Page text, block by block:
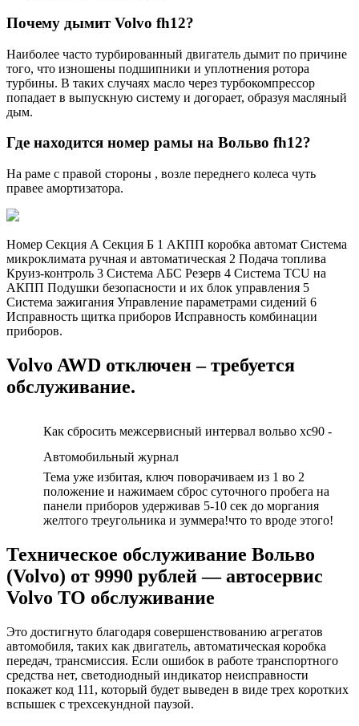
Почему дымит Volvo fh12?
Наиболее часто турбированный двигатель дымит по причине
того, что изношены подшипники и уплотнения ротора
турбины. В таких случаях масло через турбокомпрессор
попадает в выпускную систему и догорает, образуя масляный
дым.
Где находится номер рамы на Вольво fh12?
На раме с правой стороны , возле переднего колеса чуть
правее амортизатора.
Номер Секция А Секция Б 1 АКПП коробка автомат Система
микроклимата ручная и автоматическая 2 Подача топлива
Круиз-контроль 3 Система АБС Резерв 4 Система TCU на
АКПП Подушки безопасности и их блок управления 5
Система зажигания Управление параметрами сидений 6
Исправность щитка приборов Исправность комбинации
приборов.
Volvo AWD отключен – требуется
обслуживание.
Как сбросить межсервисный интервал вольво хс90 -
Автомобильный журнал
Тема уже избитая, ключ поворачиваем из 1 во 2
положение и нажимаем сброс суточного пробега на
панели приборов удерживав 5-10 сек до моргания
желтого треугольника и зуммера!что то вроде этого!
Техническое обслуживание Вольво
(Volvo) от 9990 рублей — автосервис
Volvo ТО обслуживание
Это достигнуто благодаря совершенствованию агрегатов
автомобиля, таких как двигатель, автоматическая коробка
передач, трансмиссия. Если ошибок в работе транспортного
средства нет, светодиодный индикатор неисправности
покажет код 111, который будет выведен в виде трех коротких
вспышек с трехсекундной паузой.